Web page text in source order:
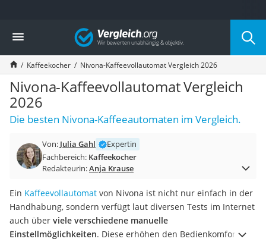
Die beliebtesten Vergleiche nach Kategorie
Haushalt
Wassersprudler
Zentralstaubsauger
Brotbackautomat
Wischroboter
Wäschespinne
Industriestaubsauger
Akku-Staubsauger
Eierkocher
Saug-Wisch-Roboter
Handstaubsauger
Milchaufschäumer
Kondenstrockner
Vergleich
Kaffeekocher Nivona-Kaffeevollautomat Vergleich 2026
Nivona-Kaffeevollautomat Vergleich
2026
Die besten Nivona-Kaffeeautomaten im Vergleich.
Von: Julia Gahl
Expertin
Fachbereich: Kaffeekocher
Redakteurin:Anja Krause
Ein Kaffeevollautomat von Nivona ist nicht nur einfach in der
Handhabung, sondern verfügt laut diversen Tests im Internet
auch über viele verschiedene manuelle
Einstellmöglichkeiten. Diese erhöhen den Bedienkomfort. So